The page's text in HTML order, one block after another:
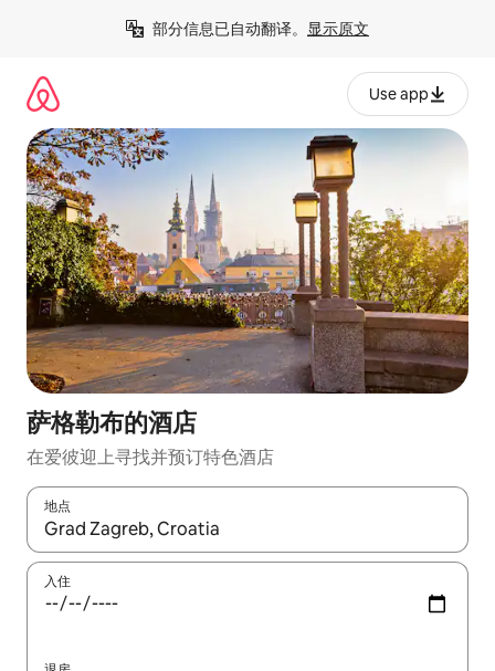
部分信息已自动翻译。 显示原文
Use app
萨格勒布的酒店
在爱彼迎上寻找并预订特色酒店
地点
如有搜索结果，请使用上下方向键查看，或通过点击或滑动手势
入住